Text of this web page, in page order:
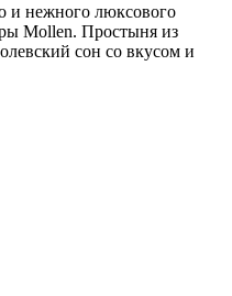
и нежного люксового
Mollen. Простыня из
сон со вкусом и